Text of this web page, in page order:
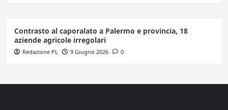
Contrasto al caporalato a Palermo e provincia, 18
aziende agricole irregolari
Redazione PL 9 Giugno 2026 0